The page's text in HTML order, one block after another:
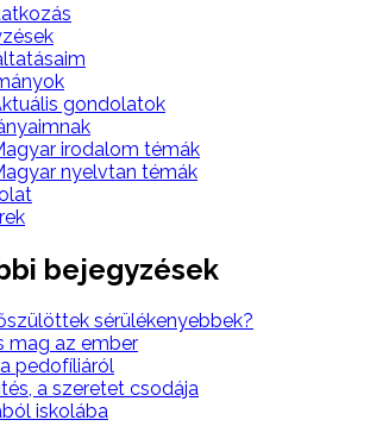
gondolatok
irodalom témák
nyelvtan témák
bejegyzések
sérülékenyebbek?
mag az ember
a pedofíliáról
a szeretet csodája
iskolába